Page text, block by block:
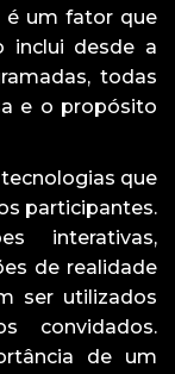
é um fator que
inclui desde a
todas
e o propósito
que
participantes.
interativas,
de realidade
ser utilizados
convidados.
de um